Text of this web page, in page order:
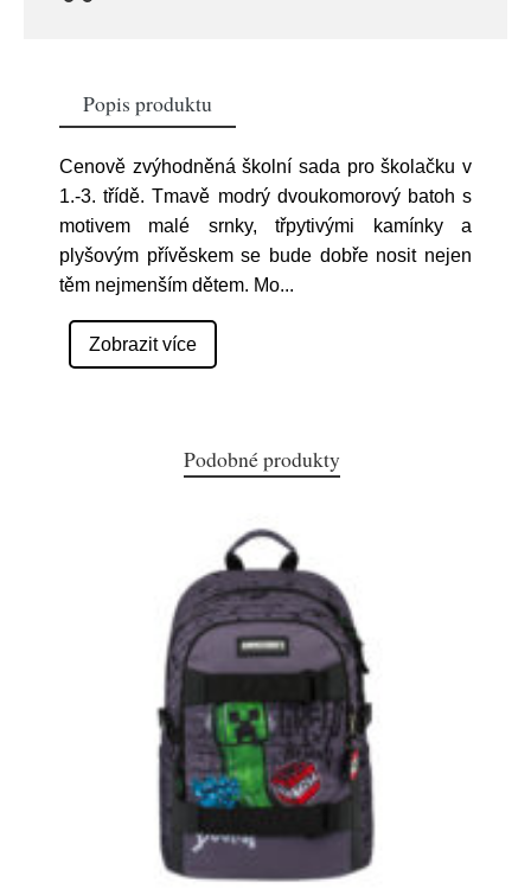
Popis produktu
Cenově zvýhodněná školní sada pro školačku v
1.-3. třídě. Tmavě modrý dvoukomorový batoh s
motivem malé srnky, třpytivými kamínky a
plyšovým přívěskem se bude dobře nosit nejen
těm nejmenším dětem. Mo...
Zobrazit více
Podobné produkty